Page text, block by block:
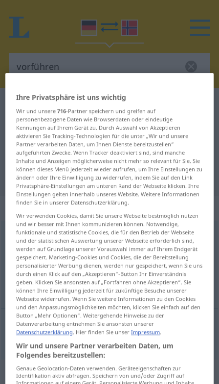
Deutsch-Norwegisch Wörterbuch
Deutsch-Norwegisch Übersetzung
für "vorführen"
"vorführen" Norwegisch
Übersetzung
„vorführen“
vorführen
Übersicht aller Übersetzungen
(Für mehr Details die Übersetzung anklicken/antippen)
vise fram
vise(fram) vorführen
Synonyme für "vorführen"
Ihre Privatsphäre ist uns wichtig
Wir und unsere716-Partner speichern und greifen auf
personenbezogene Daten wie Browserdaten oder eindeutige
Kennungen auf Ihrem Gerät zu. Durch Auswahl von Akzeptieren
aktivieren Sie Tracking-Technologien für die unter „Wir und unsere
Partner verarbeiten Daten, um Ihnen Dienste bereitzustellen“
aufgeführten Zwecke. Wenn Tracker deaktiviert sind, sind manche
Inhalte und Anzeigen möglicherweise nicht mehr so relevant für Sie. Sie
können dieses Menü jederzeit wieder aufrufen, um Ihre Einstellungen zu
ändern oder Ihre Einwilligung zu widerrufen, indem Sie auf den Link
Privatsphäre-Einstellungen am unteren Rand der Webseite klicken. Ihre
Einstellungen gelten innerhalb unseres Website. Weitere Informationen
finden Sie in unserer Datenschutzerklärung.
Wir verwenden Cookies, damit Sie unsere Webseite bestmöglich nutzen
und wir besser mit Ihnen kommunizieren können. Notwendige,
funktionale und statistische Cookies, die für den Betrieb der Webseite
und der statistischen Auswertung unserer Webseite erforderlich sind,
werden auf Grundlage unserer Vorauswahl immer auf Ihrem Endgerät
gespeichert. Marketing-Cookies und Cookies, die der Bereitstellung
personalisierter Werbung dienen, werden nur gespeichert, wenn Sie uns
durch einen Klick auf den „Akzeptieren“-Button Ihr Einverständnis
geben. Klicken Sie ansonsten auf „Fortfahren ohne Akzeptieren“. Sie
können Ihre Einwilligung jederzeit für zukünftige Besuche unserer
Webseite widerrufen. Wenn Sie weitere Informationen zu den Cookies
und den Anpassungsmöglichkeiten möchten, klicken Sie einfach auf den
Button „Mehr Optionen“. Weitergehende Hinweise zu der
Datenverarbeitung entnehmen Sie ansonsten unserer
Datenschutzerklärung. Hier finden Sie unserImpressum.
Wir und unsere Partner verarbeiten Daten, um
Folgendes bereitzustellen:
Genaue Geolocation-Daten verwenden. Geräteeigenschaften zur
Identifikation aktiv abfragen. Speichern von und/oder Zugriff auf